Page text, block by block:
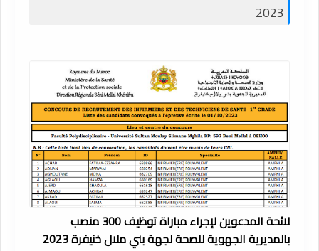
2023
لائحة المدعوين لإجراء مباراة توظيف 300 منصب
بالمديرية الجهوية للصحة لجهة بني ملال خنيفرة 2023